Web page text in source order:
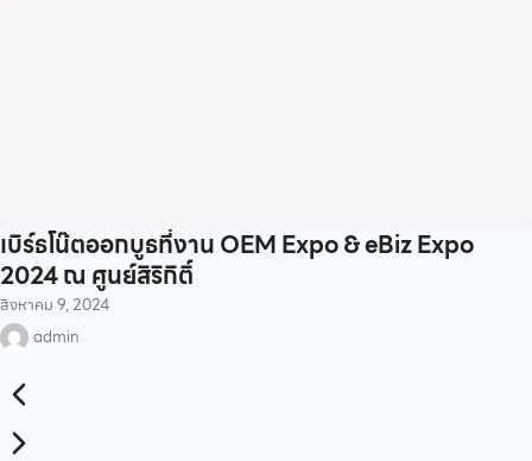
เบิร์ธโน๊ตออกบูธที่งาน OEM Expo & eBiz Expo
2024 ณ ศูนย์สิริกิติ์
สิงหาคม 9, 2024
admin